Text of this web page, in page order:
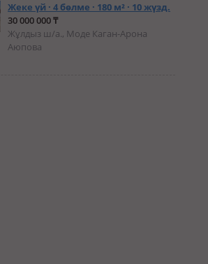
Жеке үй · 4 бөлме · 180 м² · 10 жүзд.
30 000 000 ₸
Жұлдыз ш/а., Моде Каган-Арона
Аюпова